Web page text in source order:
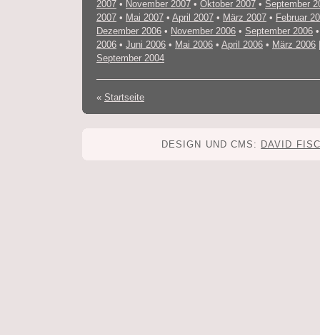
2007 • November 2007 • Oktober 2007 • September
2007 • Mai 2007 • April 2007 • März 2007 • Februar
Dezember 2006 • November 2006 • September 2006
2006 • Juni 2006 • Mai 2006 • April 2006 • März 2006
September 2004
« Startseite
DESIGN UND CMS: DAVID